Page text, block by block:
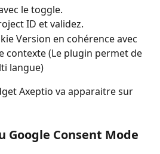
le toggle.
ID et validez.
Version en cohérence avec
contexte (Le plugin permet de
langue)
Axeptio va apparaitre sur
Google Consent Mode